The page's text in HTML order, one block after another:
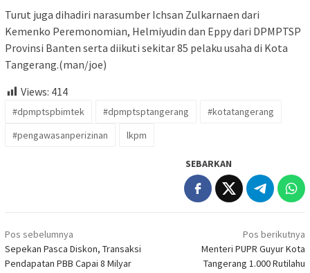
Turut juga dihadiri narasumber Ichsan Zulkarnaen dari
Kemenko Peremonomian, Helmiyudin dan Eppy dari DPMPTSP
Provinsi Banten serta diikuti sekitar 85 pelaku usaha di Kota
Tangerang.(man/joe)
Views: 414
#dpmptspbimtek #dpmptsptangerang
#kotatangerang
#pengawasanperizinan
lkpm
SEBARKAN
Navigasi
pos
Pos sebelumnya
Sepekan Pasca Diskon, Transaksi
Pendapatan PBB Capai 8 Milyar
Pos berikutnya
Menteri PUPR Guyur Kota
Tangerang 1.000 Rutilahu